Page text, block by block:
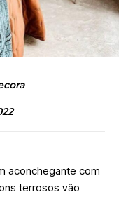
aconchegante com
terrosos vão